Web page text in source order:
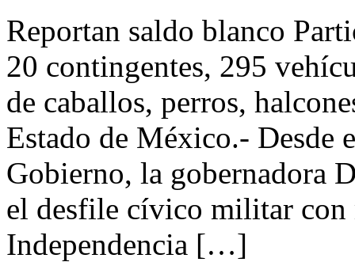
Reportan saldo blanco
20 contingentes, 295
de caballos, perros,
Estado de México.- Desde
Gobierno, la gobernadora
el desfile cívico militar
Independencia […]